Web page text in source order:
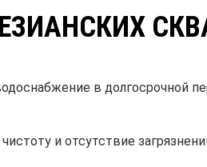
в долгосрочной
и отсутствие